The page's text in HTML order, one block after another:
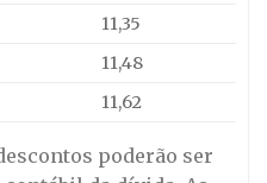
11,35
11,48
11,62
poderão ser